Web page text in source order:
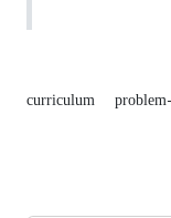
curriculum